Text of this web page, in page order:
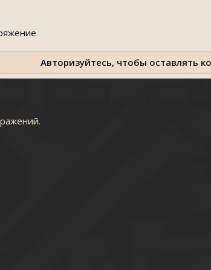
Авторизуйтесь, чтобы оставлять